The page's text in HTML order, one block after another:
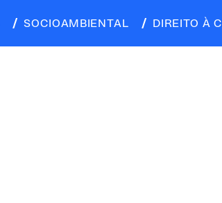
SOCIOAMBIENTAL DIREITO À